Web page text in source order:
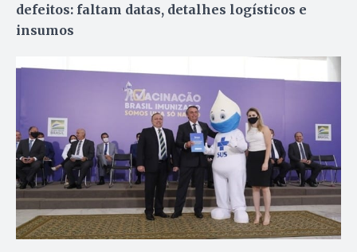
defeitos: faltam datas, detalhes logísticos e
insumos